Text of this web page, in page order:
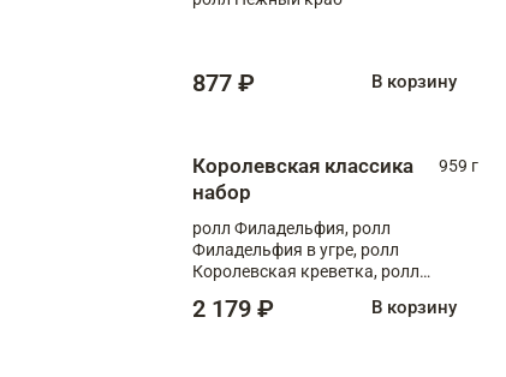
877 ₽ В корзину
Королевская классика
набор
959 г
ролл Филадельфия, ролл
Филадельфия в угре, ролл
Королевская креветка, ролл
2 179 ₽ В корзину